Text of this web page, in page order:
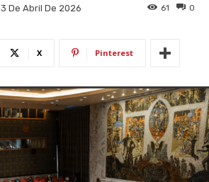
3 De Abril De 2026 0
61
X Pinterest